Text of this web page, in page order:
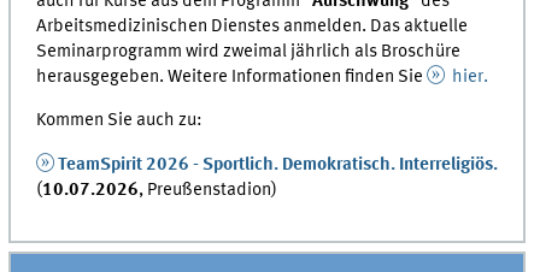
Arbeitsmedizinischen Dienstes anmelden. Das aktuelle
Seminarprogramm wird zweimal jährlich als Broschüre
herausgegeben. Weitere Informationen finden Sie
hier.
Kommen Sie auch zu:
TeamSpirit 2026 - Sportlich. Demokratisch. Interreligiös.
(10.07.2026, Preußenstadion)